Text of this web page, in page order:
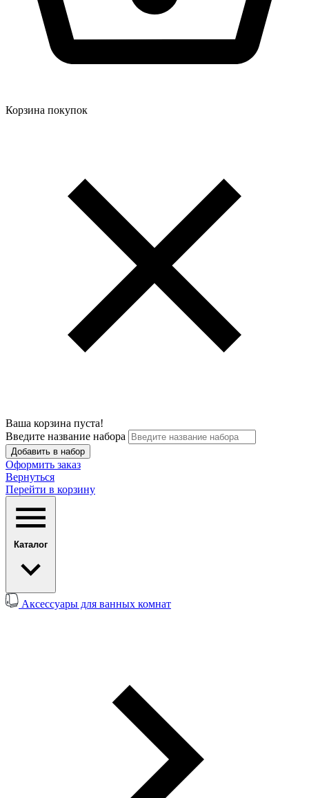
Корзина покупок
Ваша корзина пуста!
Введите название набора
Добавить в набор
Оформить заказ
Вернуться
Перейти в корзину
Каталог
Аксессуары для ванных комнат